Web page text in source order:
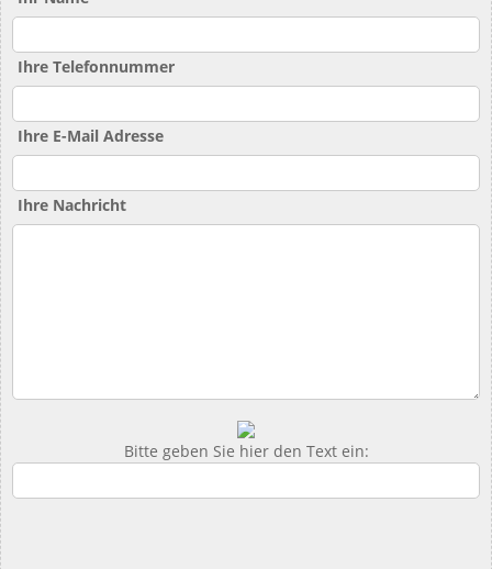
Ihre Telefonnummer
Ihre E-Mail Adresse
Ihre Nachricht
Bitte geben Sie hier den Text ein: